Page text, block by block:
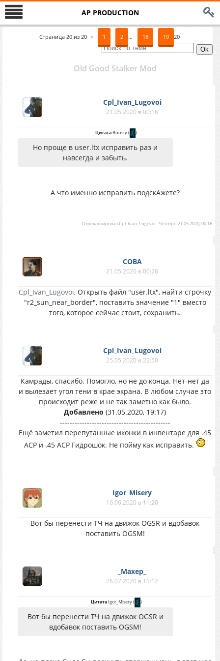
AP PRODUCTION
Страница 20из 20 « 1 2 … 18 19 20
Old Good Stalker Mod
Cpl_Ivan_Lugovoi
21.05.2020 в 00:16
ЦитатаBuusty( )
Но проще в user.ltx исправить раз и
навсегда и забыть.
А что именно исправить подскАжете?
ОтредактировалCpl_Ivan_Lugovoi-Четверг, 21.05.2020, 00:16
COBA
21.05.2020 в 00:26
Cpl_Ivan_Lugovoi, Открыть файл "user.ltx", найти строчку
"r2_sun_near_border", поставить значение "1" вместо
того, которое сейчас стоит, сохранить.
Cpl_Ivan_Lugovoi
25.05.2020 в 22:50
Камрады, спасибо. Помогло, но не до конца. Нет-нет да
и вылезает угол тени в крае экрана. В любом случае это
происходит реже и не так заметно как было.
Добавлено (31.05.2020, 19:17)
---------------------------------------------
Ещё заметил перепутанные иконки в инвентаре для .45
АСР и .45 АСР Гидрошок. Не пойму как исправить.
Igor_Misery
16.06.2020 в 11:20
Вот бы перенести ТЧ на движок OGSR и вдобавок
поставить OGSM!
_Maxep_
26.07.2020 в 11:12
ЦитатаIgor_Misery( )
Вот бы перенести ТЧ на движок OGSR и
вдобавок поставить OGSM!